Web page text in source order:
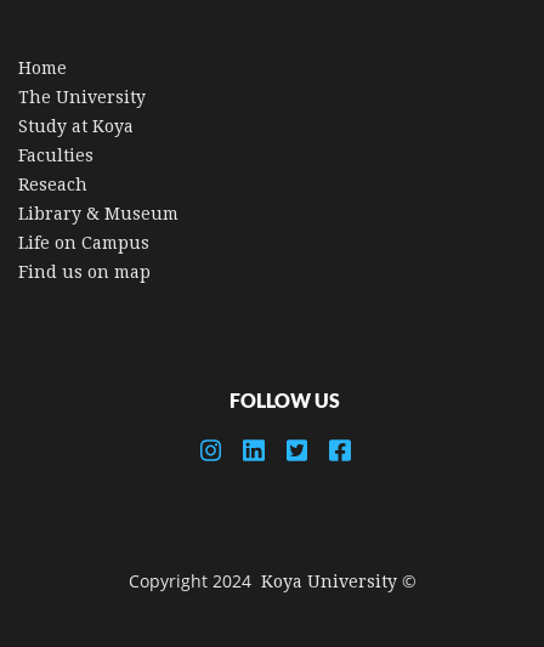
Home
The University
Study at Koya
Faculties
Reseach
Library & Museum
Life on Campus
Find us on map
FOLLOW US
© Copyright 2024
Koya University